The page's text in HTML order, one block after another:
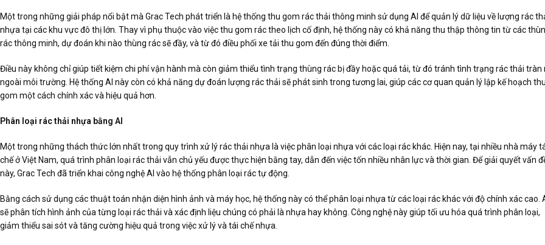
Một trong những giải pháp nổi bật mà Grac Tech phát triển là hệ thống thu gom rác thải thông minh sử dụng AI để quản lý dữ liệu về lượng rác
nhựa tại các khu vực đô thị lớn. Thay vì phụ thuộc vào việc thu gom rác theo lịch cố định, hệ thống này có khả năng thu thập thông tin từ các
rác thông minh, dự đoán khi nào thùng rác sẽ đầy, và từ đó điều phối xe tải thu gom đến đúng thời điểm.
Điều này không chỉ giúp tiết kiệm chi phí vận hành mà còn giảm thiểu tình trạng thùng rác bị đầy hoặc quá tải, từ đó tránh tình trạng rác thải tràn
ngoài môi trường. Hệ thống AI này còn có khả năng dự đoán lượng rác thải sẽ phát sinh trong tương lai, giúp các cơ quan quản lý lập kế hoạch
gom một cách chính xác và hiệu quả hơn.
Phân loại rác thải nhựa bằng AI
Một trong những thách thức lớn nhất trong quy trình xử lý rác thải nhựa là việc phân loại nhựa với các loại rác khác. Hiện nay, tại nhiều nhà máy
chế ở Việt Nam, quá trình phân loại rác thải vẫn chủ yếu được thực hiện bằng tay, dẫn đến việc tốn nhiều nhân lực và thời gian. Để giải quyết vấn
này, Grac Tech đã triển khai công nghệ AI vào hệ thống phân loại rác tự động.
Bằng cách sử dụng các thuật toán nhận diện hình ảnh và máy học, hệ thống này có thể phân loại nhựa từ các loại rác khác với độ chính xác cao.
sẽ phân tích hình ảnh của từng loại rác thải và xác định liệu chúng có phải là nhựa hay không. Công nghệ này giúp tối ưu hóa quá trình phân loại,
giảm thiểu sai sót và tăng cường hiệu quả trong việc xử lý và tái chế nhựa.